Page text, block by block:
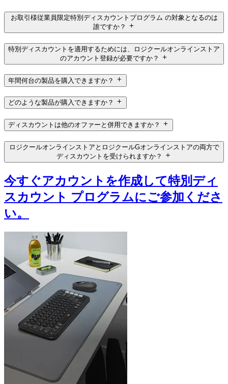
お取引様従業員限定特別ディスカウントプログラム の対象となるのは
誰ですか？
特別ディスカウントを適用するためには、ロジクールオンラインストア
のアカウント登録が必要ですか？
年間何台の製品を購入できますか？
どのような製品が購入できますか？
ディスカウントは他のオファーと併用できますか？
ロジクールオンラインストアとロジクールGオンラインストアの両方で
ディスカウントを受けられますか？
今すぐアカウントを作成して特別ディ
スカウント プログラムにご参加くださ
い。